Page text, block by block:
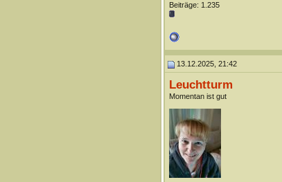
Beiträge: 1.235
13.12.2025, 21:42
Leuchtturm
Momentan ist gut